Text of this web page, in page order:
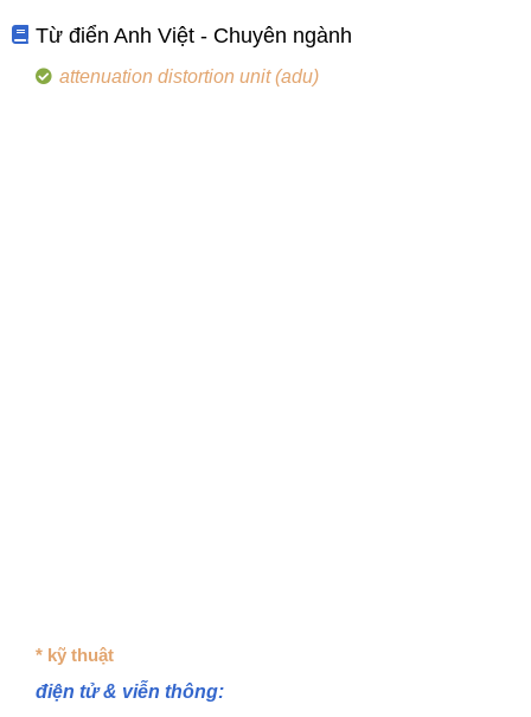
Từ điển Anh Việt - Chuyên ngành
attenuation distortion unit (adu)
* kỹ thuật
điện tử & viễn thông: